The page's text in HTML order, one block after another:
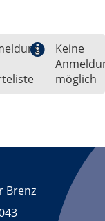
Keine
möglich
Brenz